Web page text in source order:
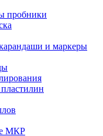
пробники
и маркеры
МКР